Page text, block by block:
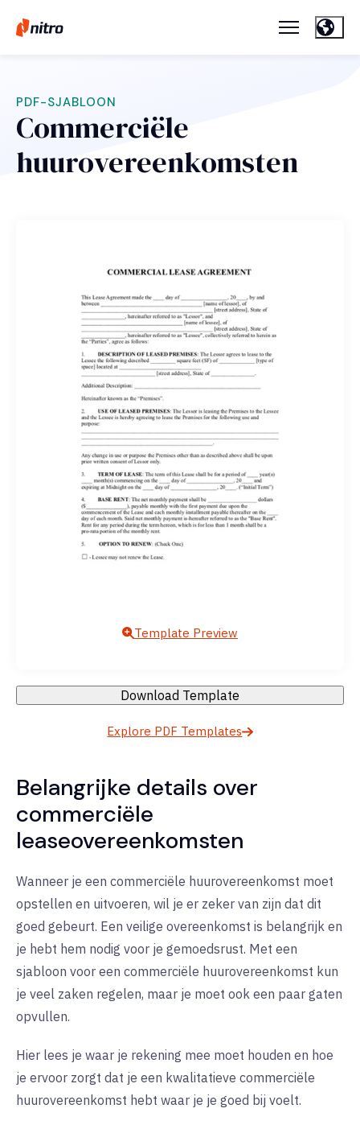
PDF-SJABLOON
Commerciële
huurovereenkomsten
Template Preview
Download Template
Explore PDF Templates
Belangrijke details over
commerciële
leaseovereenkomsten
Wanneer je een commerciële huurovereenkomst moet
opstellen en uitvoeren, wil je er zeker van zijn dat dit
goed gebeurt. Een veilige overeenkomst is belangrijk en
je hebt hem nodig voor je gemoedsrust. Met een
sjabloon voor een commerciële huurovereenkomst kun
je veel zaken regelen, maar je moet ook een paar gaten
opvullen.
Hier lees je waar je rekening mee moet houden en hoe
je ervoor zorgt dat je een kwalitatieve commerciële
huurovereenkomst hebt waar je je goed bij voelt.